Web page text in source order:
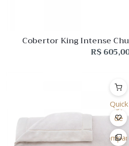
Cobertor King Intense
R$
Lista
de
Desejo